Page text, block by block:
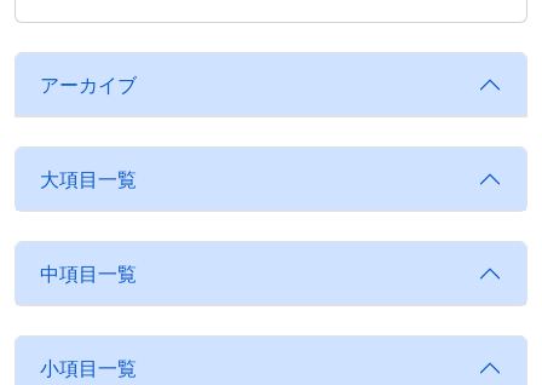
アーカイブ
大項目一覧
中項目一覧
小項目一覧